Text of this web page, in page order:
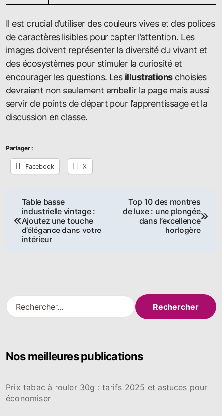
Il est crucial d’utiliser des couleurs vives et des polices
de caractères lisibles pour capter l’attention. Les
images doivent représenter la diversité du vivant et
des écosystèmes pour stimuler la curiosité et
encourager les questions. Les illustrationschoisies
devraient non seulement embellir la page mais aussi
servir de points de départ pour l’apprentissage et la
discussion en classe.
Partager :
Facebook X
Navigation
de
l’article
Table basse
industrielle vintage :
Ajoutez une touche
d’élégance dans votre
intérieur
Top 10 des montres
de luxe : une plongée
dans l’excellence
horlogère
R
e
r
e
r
Nos meilleures publications
Prix tabac à rouler 30g : tarifs 2025 et astuces pour
économiser